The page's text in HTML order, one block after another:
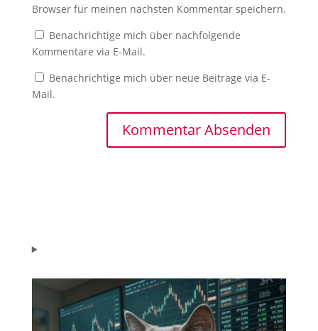
Browser für meinen nächsten Kommentar speichern.
Benachrichtige mich über nachfolgende
Kommentare via E-Mail.
Benachrichtige mich über neue Beiträge via E-
Mail.